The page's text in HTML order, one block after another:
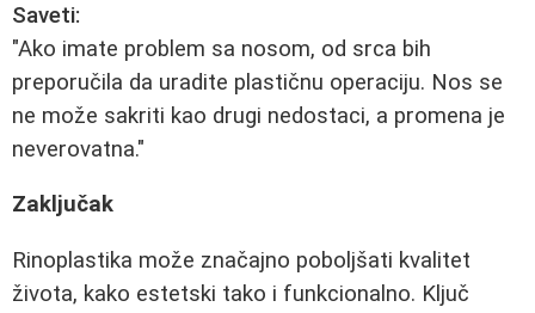
Saveti:
"Ako imate problem sa nosom, od srca bih
preporučila da uradite plastičnu operaciju. Nos se
ne može sakriti kao drugi nedostaci, a promena je
neverovatna."
Zaključak
Rinoplastika može značajno poboljšati kvalitet
života, kako estetski tako i funkcionalno. Ključ